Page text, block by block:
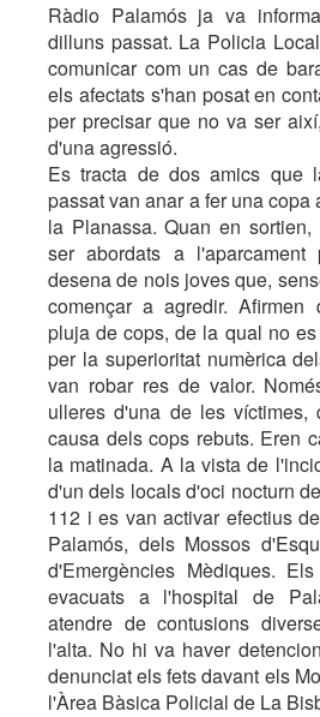
Ràdio Palamós ja va
dilluns passat. La Policia
comunicar com un cas de
els afectats s'han posat en
per precisar que no va ser
d'una agressió.
Es tracta de dos amics que
passat van anar a fer una copa
la Planassa. Quan en
ser abordats a
desena de nois joves que,
començar a agredir.
pluja de cops, de la qual no
per la superioritat numèrica
van robar res de valor.
ulleres d'una de les víctimes,
causa dels cops rebuts. Eren
la matinada. A la vista de
d'un dels locals d'oci nocturn
112 i es van activar efectius
Palamós, dels Mossos
d'Emergències Mèdiques.
evacuats a l'hospital de
atendre de contusions
l'alta. No hi va haver
denunciat els fets davant els
l'Àrea Bàsica Policial de La